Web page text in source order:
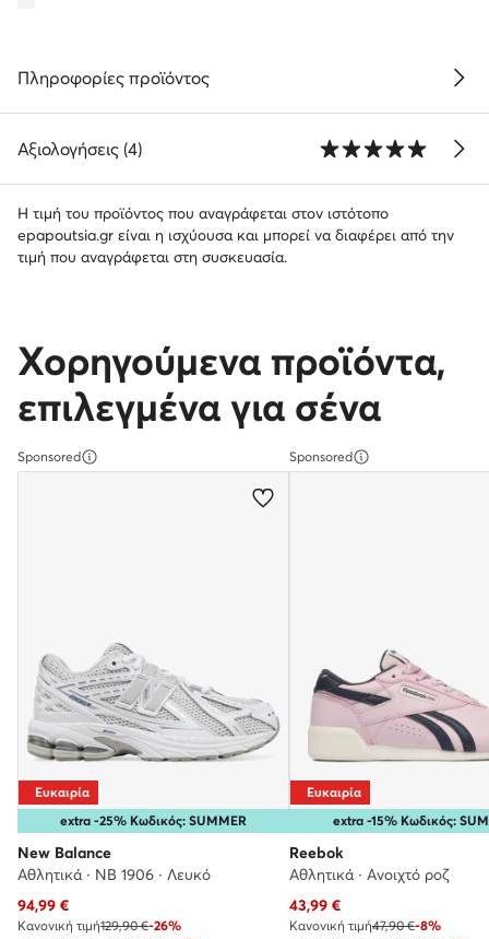
Πληροφορίες προϊόντος
Αξιολογήσεις (4)
Η τιμή του προϊόντος που αναγράφεται στον ιστότοπο
epapoutsia.gr είναι η ισχύουσα και μπορεί να διαφέρει από την
τιμή που αναγράφεται στη συσκευασία.
Χορηγούμενα προϊόντα,
επιλεγμένα για σένα
Sponsored
extra -25% Κωδικός: SUMMER
Ευκαιρία
New Balance
Αθλητικά · NB 1906 · Λευκό
Τρέχουσα τιμή
94,99 €
Κανονική τιμή129,90 €-26%
Sponsored
extra -15% Κωδικός:
Ευκαιρία
Reebok
Αθλητικά · Ανοιχτό ροζ
Τρέχουσα τιμή
43,99€
Κανονική τιμή47,90 €-8%